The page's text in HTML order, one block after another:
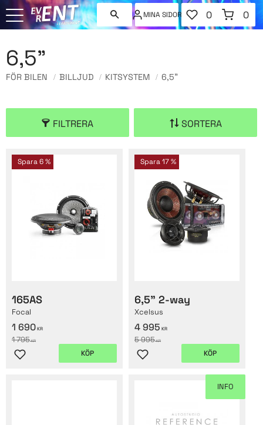
MINA SIDOR
FAVORITER
ANTAL
0
KUNDVAGN
0
6,5"
FÖR BILEN BILLJUD KITSYSTEM 6,5"
FILTRERA SORTERA
165AS
Focal
1 690 KR
1 795KR
Spara6 %
Lägg till i favoriter
KÖP
6,5" 2-way
Xcelsus
4 995 KR
5 995KR
Spara17 %
Lägg till i favoriter
KÖP
INFO